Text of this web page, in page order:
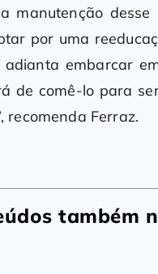
desse
por uma
embarcar
de comê-lo para
recomenda Ferraz.
também